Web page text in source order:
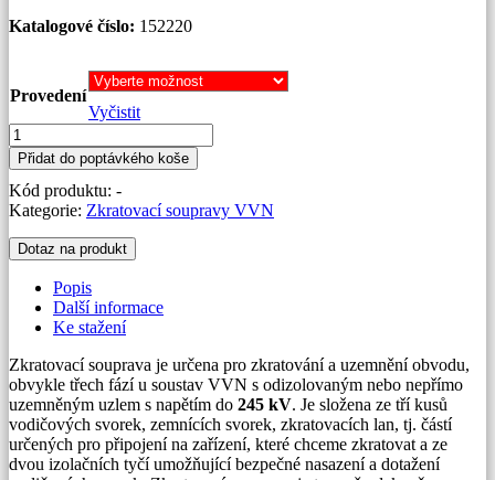
Katalogové číslo: 152220
Provedení
Vyčistit
Zkratovací
souprava
245
kV
pro
vedení
Přidat do poptávkého koše
Kód produktu: -
Kategorie: Zkratovací soupravy VVN
Dotaz na produkt
Popis
Další informace
Ke stažení
Zkratovací souprava je určena pro zkratování a uzemnění obvodu,
obvykle třech fází u soustav VVN s odizolovaným nebo nepřímo
uzemněným uzlem s napětím do 245 kV. Je složena ze tří kusů
vodičových svorek, zemnících svorek, zkratovacích lan, tj. částí
určených pro připojení na zařízení, které chceme zkratovat a ze
dvou izolačních tyčí umožňující bezpečné nasazení a dotažení